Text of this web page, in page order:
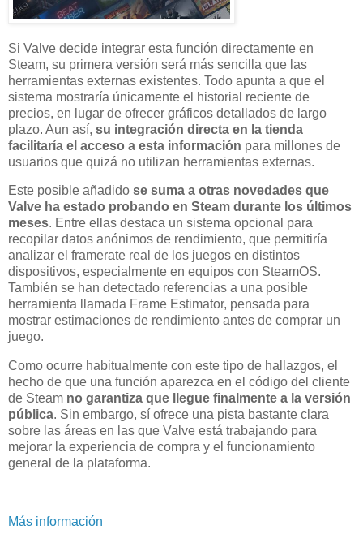
Si Valve decide integrar esta función directamente en
Steam, su primera versión será más sencilla que las
herramientas externas existentes. Todo apunta a que el
sistema mostraría únicamente el historial reciente de
precios, en lugar de ofrecer gráficos detallados de largo
plazo. Aun así, su integración directa en la tienda
facilitaría el acceso a esta información para millones de
usuarios que quizá no utilizan herramientas externas.
Este posible añadido se suma a otras novedades que
Valve ha estado probando en Steam durante los últimos
meses. Entre ellas destaca un sistema opcional para
recopilar datos anónimos de rendimiento, que permitiría
analizar el framerate real de los juegos en distintos
dispositivos, especialmente en equipos con SteamOS.
También se han detectado referencias a una posible
herramienta llamada Frame Estimator, pensada para
mostrar estimaciones de rendimiento antes de comprar un
juego.
Como ocurre habitualmente con este tipo de hallazgos, el
hecho de que una función aparezca en el código del cliente
de Steam no garantiza que llegue finalmente a la versión
pública. Sin embargo, sí ofrece una pista bastante clara
sobre las áreas en las que Valve está trabajando para
mejorar la experiencia de compra y el funcionamiento
general de la plataforma.
Más información